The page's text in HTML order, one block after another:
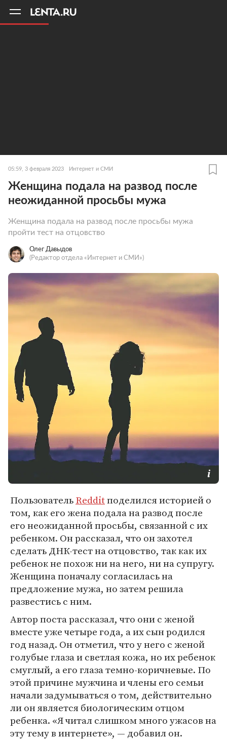
05:59, 3 февраля 2023 Интернет и СМИ
Женщина подала на развод после
неожиданной просьбы мужа
Женщина подала на развод после просьбы мужа
пройти тест на отцовство
Олег Давыдов
(Редактор отдела «Интернет и СМИ»)
ПользовательRedditподелился историей о
том, как его жена подала на развод после
его неожиданной просьбы, связанной с их
ребенком. Он рассказал, что он захотел
сделать ДНК-тест на отцовство, так как их
ребенок не похож ни на него, ни на супругу.
Женщина поначалу согласилась на
предложение мужа, но затем решила
развестись с ним.
Автор поста рассказал, что они с женой
вместе уже четыре года, а их сын родился
год назад. Он отметил, что у него с женой
голубые глаза и светлая кожа, но их ребенок
смуглый, а его глаза темно-коричневые. По
этой причине мужчина и члены его семьи
начали задумываться о том, действительно
ли он является биологическим отцом
ребенка. «Я читал слишком много ужасов на
эту тему в интернете», — добавил он.